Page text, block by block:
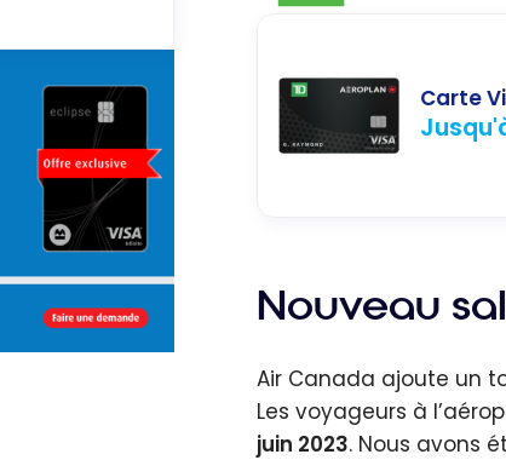
Carte
Nouveau
Air Canada ajoute un
Les voyageurs à
juin 2023. Nous avons